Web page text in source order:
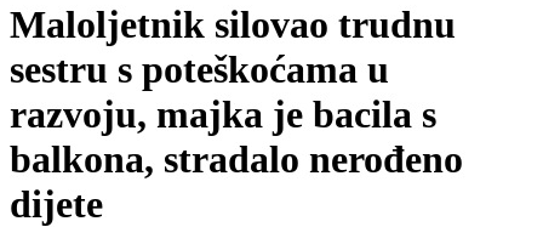
Maloljetnik silovao trudnu
sestru s poteškoćama u
razvoju, majka je bacila s
balkona, stradalo nerođeno
dijete